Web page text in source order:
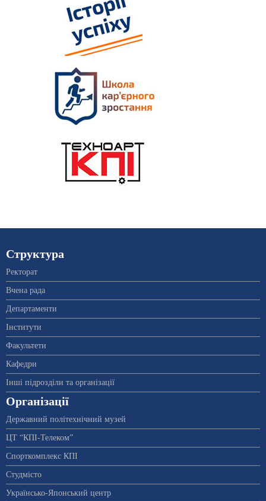
Структура
Ректорат
Вчена рада
Департаменти
Інститути
Факультети
Кафедри
Інші підрозділи та організації
Організації
Державний політехнічний музей
ЦТ “КПІ-Телеком”
Спорткомплекс КПІ
Студмісто
Українсько-Японський центр